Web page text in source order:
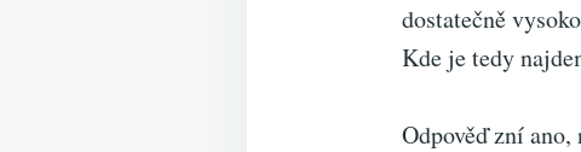
dostatečně
Kde je tedy
Odpověď zní